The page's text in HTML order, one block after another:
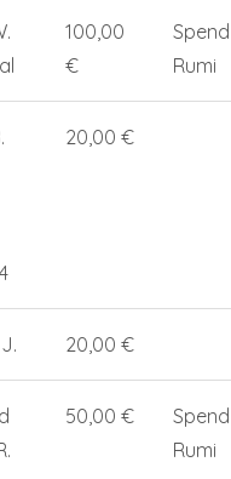
100,00
€
Rumi
20,00 €
20,00 €
50,00 €
Rumi